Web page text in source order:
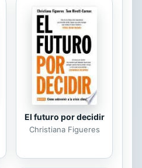
campaña publicitaria,
incuantificable de dinero
privado -y se presume que
origen ilícito- que
al candidato del...
El futuro por decidir
Christiana Figueres